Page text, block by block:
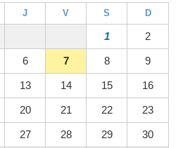
J V S D
1 2
6 7 8 9
13 14 15 16
20 21 22 23
27 28 29 30